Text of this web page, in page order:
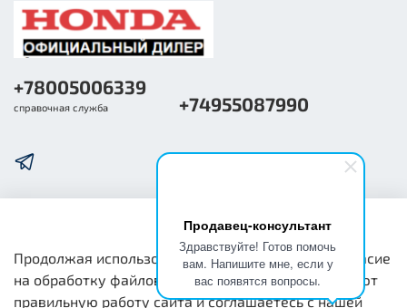
Продавец-консультант
Здравствуйте! Готов помочь
вам. Напишите мне, если у
вас появятся вопросы.
Общая информация
+78005006339
справочная служба +74955087990
Продолжая использовать наш сайт, вы даете согласие
на обработку файлов cookie, которые обеспечивают
правильную работу сайта и соглашаетесь с нашей